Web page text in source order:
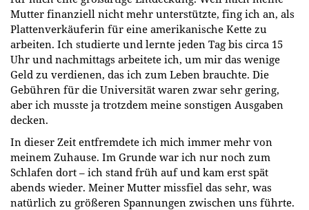
Mutter finanziell nicht mehr unterstützte, fing ich an, als
Plattenverkäuferin für eine amerikanische Kette zu
arbeiten. Ich studierte und lernte jeden Tag bis circa 15
Uhr und nachmittags arbeitete ich, um mir das wenige
Geld zu verdienen, das ich zum Leben brauchte. Die
Gebühren für die Universität waren zwar sehr gering,
aber ich musste ja trotzdem meine sonstigen Ausgaben
decken.
In dieser Zeit entfremdete ich mich immer mehr von
meinem Zuhause. Im Grunde war ich nur noch zum
Schlafen dort – ich stand früh auf und kam erst spät
abends wieder. Meiner Mutter missfiel das sehr, was
natürlich zu größeren Spannungen zwischen uns führte.